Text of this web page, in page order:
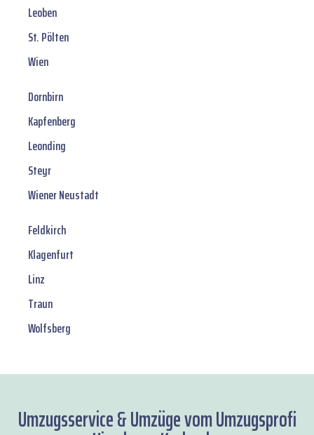
Leoben
St. Pölten
Wien
Dornbirn
Kapfenberg
Leonding
Steyr
Wiener Neustadt
Feldkirch
Klagenfurt
Linz
Traun
Wolfsberg
Umzugsservice & Umzüge vom Umzugsprofi